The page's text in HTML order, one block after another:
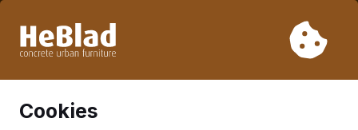
Woche 33 nicht. Bitte berücksichtigen Sie daher längere
Cookies